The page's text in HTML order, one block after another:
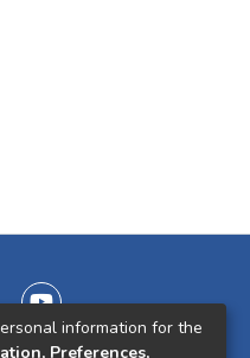
information for the
Preferences,